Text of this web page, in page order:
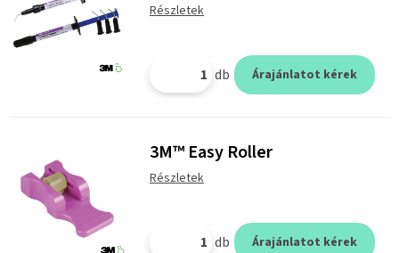
Részletek
db Árajánlatot kérek
3M™ Easy Roller
Részletek
db Árajánlatot kérek